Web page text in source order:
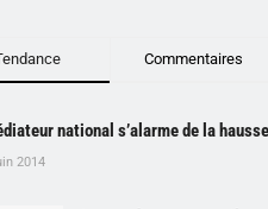
Commentaires
national s’alarme de la
2014